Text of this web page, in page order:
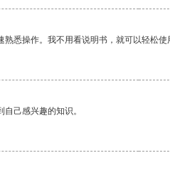
悉操作。我不用看说明书，就可以轻松使
己感兴趣的知识。